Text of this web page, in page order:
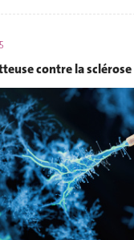
contre la sclérose